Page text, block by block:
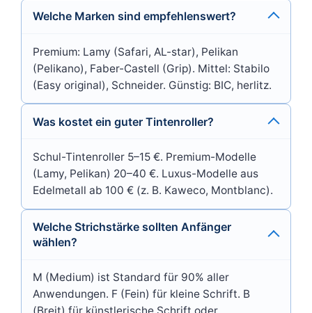
Welche Marken sind empfehlenswert?
Premium: Lamy (Safari, AL-star), Pelikan
(Pelikano), Faber-Castell (Grip). Mittel: Stabilo
(Easy original), Schneider. Günstig: BIC, herlitz.
Was kostet ein guter Tintenroller?
Schul-Tintenroller 5–15 €. Premium-Modelle
(Lamy, Pelikan) 20–40 €. Luxus-Modelle aus
Edelmetall ab 100 € (z. B. Kaweco, Montblanc).
Welche Strichstärke sollten Anfänger
wählen?
M (Medium) ist Standard für 90% aller
Anwendungen. F (Fein) für kleine Schrift. B